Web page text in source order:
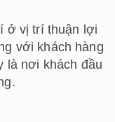
ở vị trí thuận lợi
với khách hàng
là nơi khách đầu